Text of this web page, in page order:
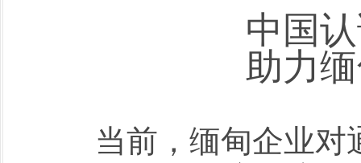
中国
助力
当前，缅甸企业对